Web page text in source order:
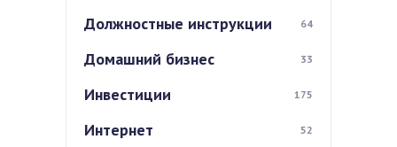
Должностные инструкции 64
Домашний бизнес 33
Инвестиции 175
Интернет 52